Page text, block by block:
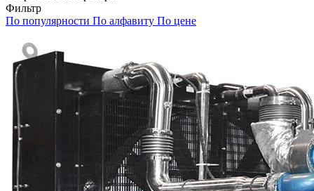
Фильтр
По популярности По алфавиту По цене